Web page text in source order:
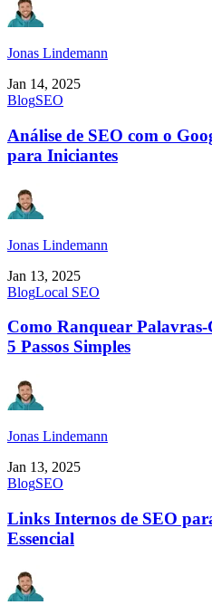
Jonas Lindemann
Jan 14, 2025
BlogSEO
Análise de SEO com o
para Iniciantes
Jonas Lindemann
Jan 13, 2025
BlogLocal SEO
Como Ranquear
5 Passos Simples
Jonas Lindemann
Jan 13, 2025
BlogSEO
Links Internos de SEO
Essencial